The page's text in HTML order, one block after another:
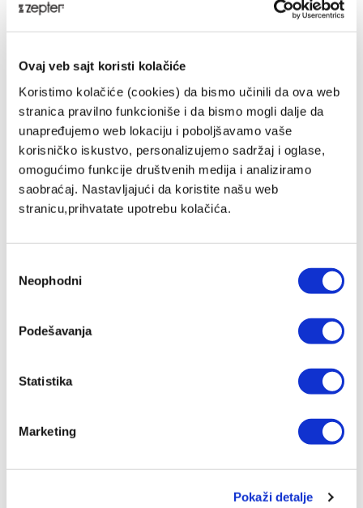
Ovaj veb sajt koristi kolačiće
Koristimo kolačiće (cookies) da bismo učinili da ova web
stranica pravilno funkcioniše i da bismo mogli dalje da
unapređujemo web lokaciju i poboljšavamo vaše
korisničko iskustvo, personalizujemo sadržaj i oglase,
omogućimo funkcije društvenih medija i analiziramo
saobraćaj. Nastavljajući da koristite našu web
stranicu,prihvatate upotrebu kolačića.
сагласности
Neophodni
Podešavanja
Statistika
Marketing
Pokaži detalje
ŠIFRA PROIZVODA
VS-013-15
NAZIV PROIZVODA
VACSY® PLASTIČNA POSUDA 1,75 L
GARANCIJA
2 godine
BRUTO TEŽINA (KG)
Za odlaganje vakuumirane hrane
1,75 L
DIMENZIJE